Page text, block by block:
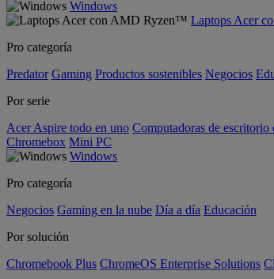
Windows
Laptops Acer
Pro categoría
Predator Gaming Productos sostenibles Negocios
Por serie
Acer Aspire todo en uno Computadoras de escritorio
Chromebox Mini PC
Windows
Pro categoría
Negocios Gaming en la nube Día a día Educación
Por solución
Chromebook Plus ChromeOS Enterprise Solutions